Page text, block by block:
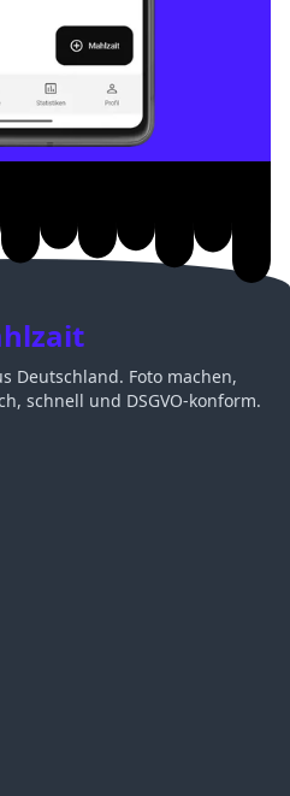
Deutschland. Foto machen,
schnell und DSGVO-konform.